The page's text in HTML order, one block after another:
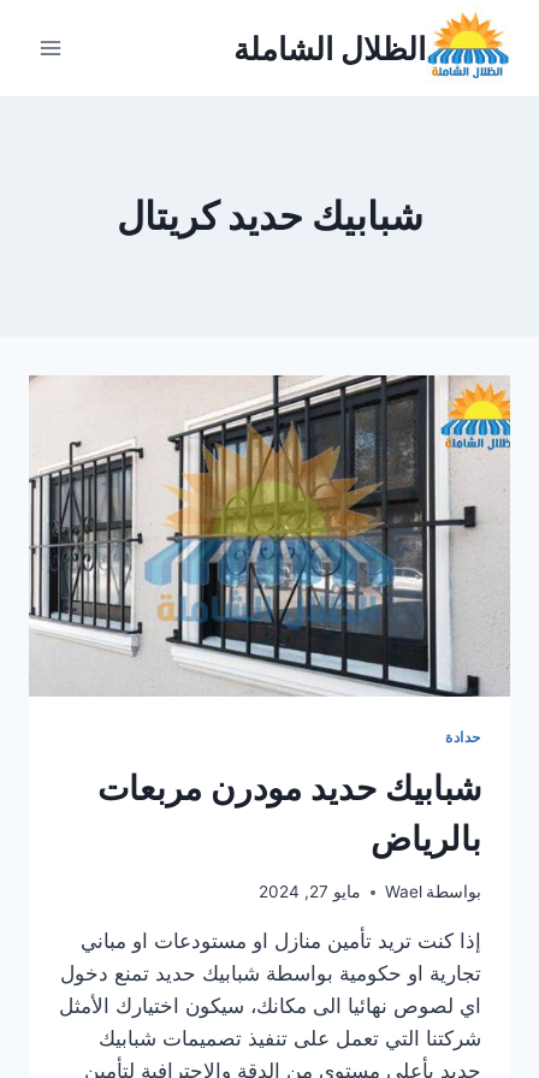
التجاوز
المحتوى
الظلال الشاملة
شبابيك حديد كريتال
حدادة
شبابيك حديد مودرن مربعات
بالرياض
بواسطة Wael مايو 27, 2024
إذا كنت تريد تأمين منازل او مستودعات او مباني
تجارية او حكومية بواسطة شبابيك حديد تمنع دخول
اي لصوص نهائيا الى مكانك، سيكون اختيارك الأمثل
شركتنا التي تعمل على تنفيذ تصميمات شبابيك
حديد بأعلي مستوي من الدقة والاحترافية لتأمين